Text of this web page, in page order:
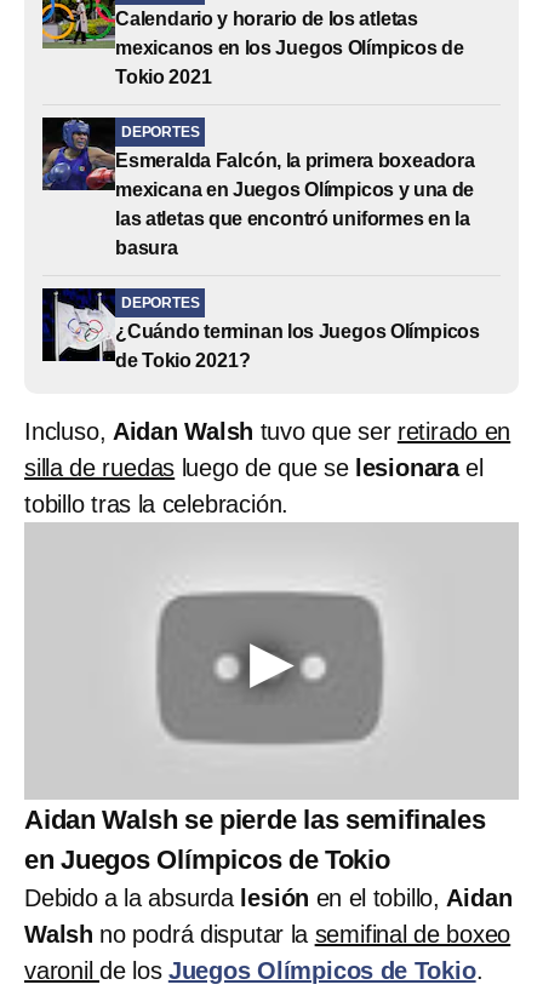
Calendario y horario de los atletas
mexicanos en los Juegos Olímpicos de
Tokio 2021
DEPORTES
Esmeralda Falcón, la primera boxeadora
mexicana en Juegos Olímpicos y una de
las atletas que encontró uniformes en la
basura
DEPORTES
¿Cuándo terminan los Juegos Olímpicos
de Tokio 2021?
Incluso, Aidan Walsh tuvo que ser retirado en
silla de ruedas luego de que se lesionarael
tobillo tras la celebración.
Aidan Walsh se pierde las semifinales
en Juegos Olímpicos de Tokio
Debido a la absurda lesión en el tobillo,Aidan
Walsh no podrá disputar la semifinal de boxeo
varonil de los Juegos Olímpicos de Tokio.